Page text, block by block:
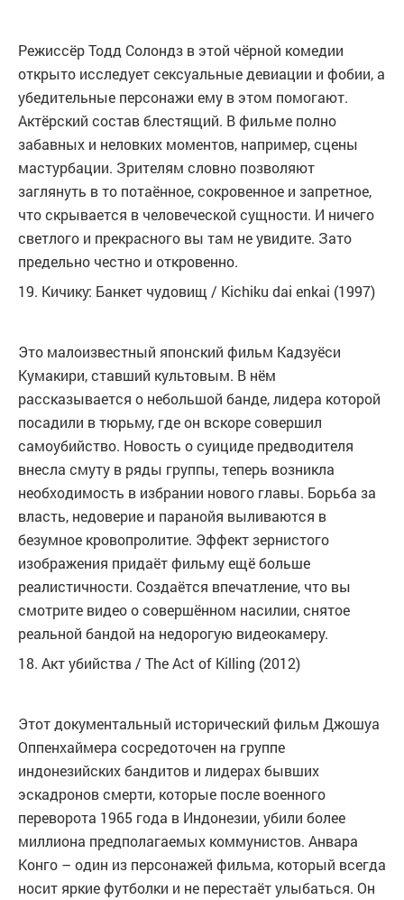
Режиссёр Тодд Солондз в этой чёрной комедии
открыто исследует сексуальные девиации и фобии, а
убедительные персонажи ему в этом помогают.
Актёрский состав блестящий. В фильме полно
забавных и неловких моментов, например, сцены
мастурбации. Зрителям словно позволяют
заглянуть в то потаённое, сокровенное и запретное,
что скрывается в человеческой сущности. И ничего
светлого и прекрасного вы там не увидите. Зато
предельно честно и откровенно.
19. Кичику: Банкет чудовищ / Kichiku dai enkai (1997)
Это малоизвестный японский фильм Кадзуёси
Кумакири, ставший культовым. В нём
рассказывается о небольшой банде, лидера которой
посадили в тюрьму, где он вскоре совершил
самоубийство. Новость о суициде предводителя
внесла смуту в ряды группы, теперь возникла
необходимость в избрании нового главы. Борьба за
власть, недоверие и паранойя выливаются в
безумное кровопролитие. Эффект зернистого
изображения придаёт фильму ещё больше
реалистичности. Создаётся впечатление, что вы
смотрите видео о совершённом насилии, снятое
реальной бандой на недорогую видеокамеру.
18. Акт убийства / The Act of Killing (2012)
Этот документальный исторический фильм Джошуа
Оппенхаймера сосредоточен на группе
индонезийских бандитов и лидерах бывших
эскадронов смерти, которые после военного
переворота 1965 года в Индонезии, убили более
миллиона предполагаемых коммунистов. Анвара
Конго – один из персонажей фильма, который всегда
носит яркие футболки и не перестаёт улыбаться. Он